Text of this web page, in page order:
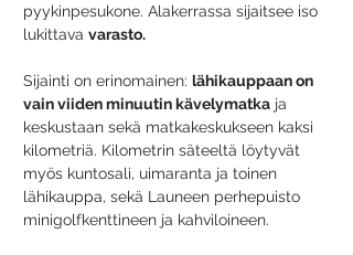
pyykinpesukone. Alakerrassa sijaitsee iso
lukittava varasto.
Sijainti on erinomainen: lähikauppaan on
vain viiden minuutin kävelymatka ja
keskustaan sekä matkakeskukseen kaksi
kilometriä. Kilometrin säteeltä löytyvät
myös kuntosali, uimaranta ja toinen
lähikauppa, sekä Launeen perhepuisto
minigolfkenttineen ja kahviloineen.